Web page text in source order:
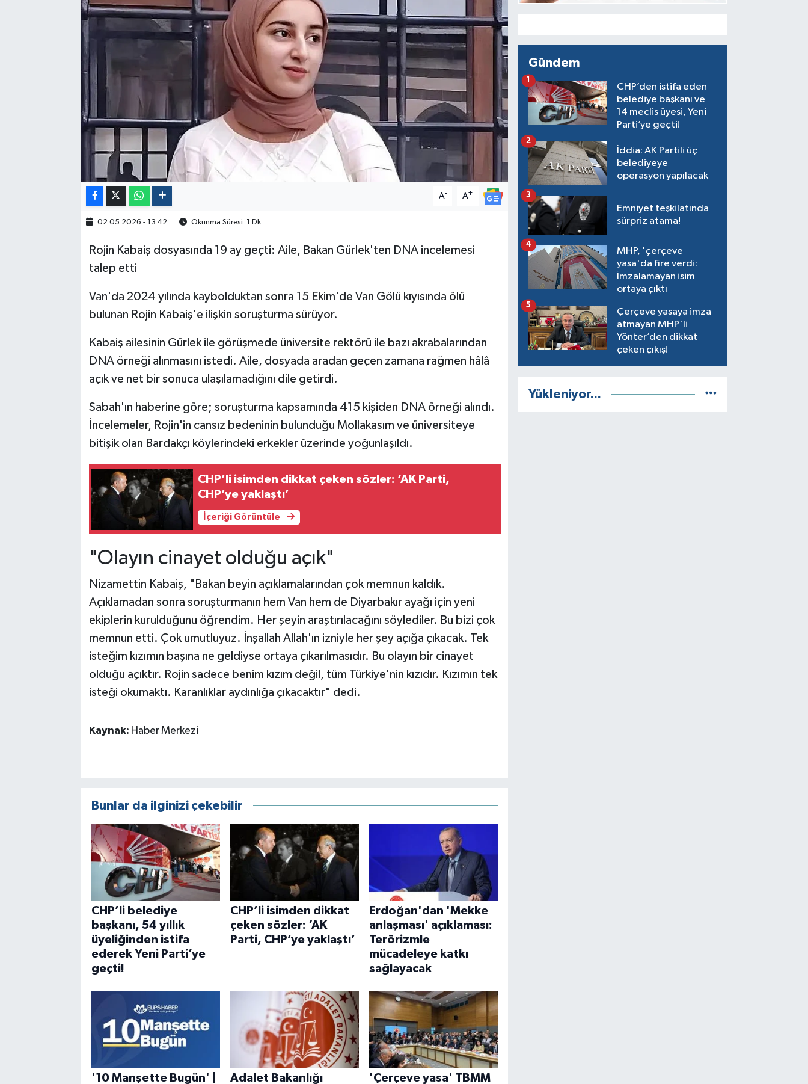
A- A+
02.05.2026 - 13:42 Okunma Süresi: 1 Dk
Rojin Kabaiş dosyasında 19 ay geçti: Aile, Bakan Gürlek'ten DNA incelemesi
talep etti
Van'da 2024 yılında kaybolduktan sonra 15 Ekim'de Van Gölü kıyısında ölü
bulunan Rojin Kabaiş'e ilişkin soruşturma sürüyor.
Kabaiş ailesinin Gürlek ile görüşmede üniversite rektörü ile bazı akrabalarından
DNA örneği alınmasını istedi. Aile, dosyada aradan geçen zamana rağmen hâlâ
açık ve net bir sonuca ulaşılamadığını dile getirdi.
Sabah'ın haberine göre; soruşturma kapsamında 415 kişiden DNA örneği alındı.
İncelemeler, Rojin'in cansız bedeninin bulunduğu Mollakasım ve üniversiteye
bitişik olan Bardakçı köylerindeki erkekler üzerinde yoğunlaşıldı.
CHP’li isimden dikkat çeken sözler: ‘AK Parti,
CHP’ye yaklaştı’
İçeriği Görüntüle
"Olayın cinayet olduğu açık"
Nizamettin Kabaiş, "Bakan beyin açıklamalarından çok memnun kaldık.
Açıklamadan sonra soruşturmanın hem Van hem de Diyarbakır ayağı için yeni
ekiplerin kurulduğunu öğrendim. Her şeyin araştırılacağını söylediler. Bu bizi çok
memnun etti. Çok umutluyuz. İnşallah Allah'ın izniyle her şey açığa çıkacak. Tek
isteğim kızımın başına ne geldiyse ortaya çıkarılmasıdır. Bu olayın bir cinayet
olduğu açıktır. Rojin sadece benim kızım değil, tüm Türkiye'nin kızıdır. Kızımın tek
isteği okumaktı. Karanlıklar aydınlığa çıkacaktır" dedi.
Kaynak: Haber Merkezi
Bunlar da ilginizi çekebilir
CHP’li belediye
başkanı, 54 yıllık
üyeliğinden istifa
ederek Yeni Parti’ye
geçti!
CHP’li isimden dikkat
çeken sözler: ‘AK
Parti, CHP’ye yaklaştı’
Erdoğan'dan 'Mekke
anlaşması' açıklaması:
Terörizmle
mücadeleye katkı
sağlayacak
'10 Manşette Bugün' |
Adalet Bakanlığı
'Çerçeve yasa' TBMM
Gündem
CHP’den istifa eden
belediye başkanı ve
14 meclis üyesi, Yeni
Parti’ye geçti!
1
İddia: AK Partili üç
belediyeye
operasyon yapılacak
2
Emniyet teşkilatında
sürpriz atama!
3
MHP, 'çerçeve
yasa'da fire verdi:
İmzalamayan isim
ortaya çıktı
4
Çerçeve yasaya imza
atmayan MHP'li
Yönter’den dikkat
çeken çıkış!
5
Yükleniyor...
2024 Seçim Sonuçları